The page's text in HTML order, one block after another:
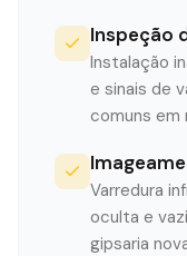
Inspeção
Instalação
e sinais de
comuns em
Varredura
oculta e
gipsaria